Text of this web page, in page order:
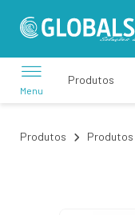
Menu
Produtos
Produtos Produtos